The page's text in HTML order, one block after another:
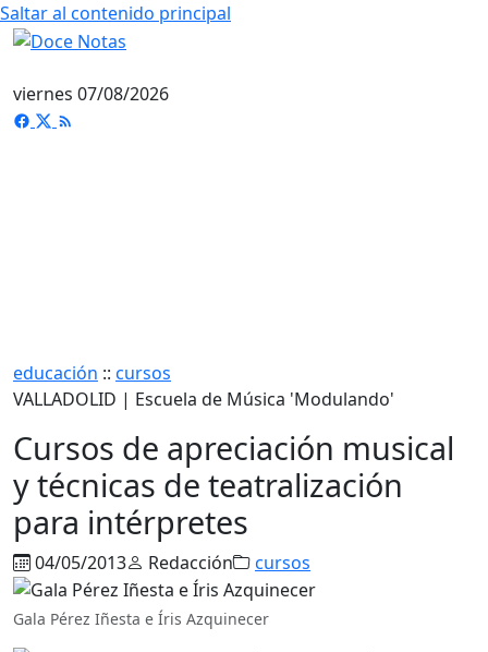
Saltar al contenido principal
viernes 07/08/2026
educación :: cursos
VALLADOLID | Escuela de Música 'Modulando'
Cursos de apreciación musical
y técnicas de teatralización
para intérpretes
04/05/2013 Redacción cursos
Gala Pérez Iñesta e Íris Azquinecer